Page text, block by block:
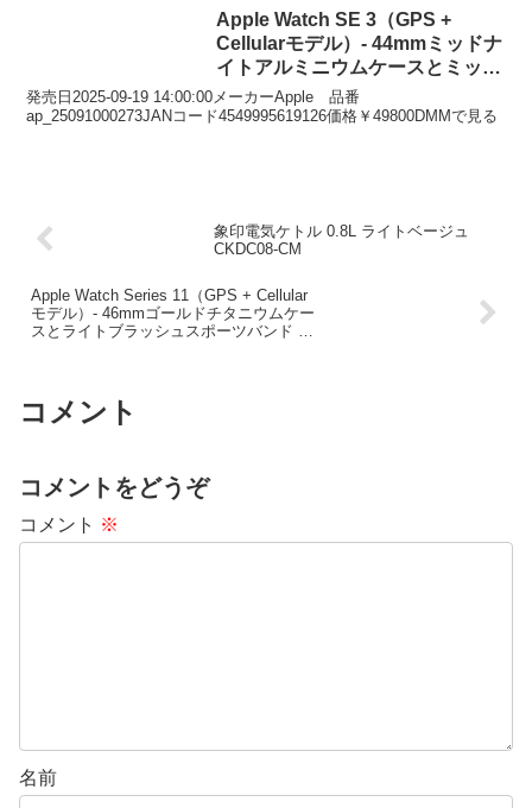
Apple Watch SE 3（GPS +
Cellularモデル）- 44mmミッドナ
イトアルミニウムケースとミッド
ナイトスポーツバンド – S/M
発売日2025-09-19 14:00:00メーカーApple 品番
ap_25091000273JANコード4549995619126価格￥49800DMMで見る
象印電気ケトル 0.8L ライトベージュ
CKDC08-CM
Apple Watch Series 11（GPS + Cellular
モデル）- 46mmゴールドチタニウムケー
スとライトブラッシュスポーツバンド –
コメント
コメントをどうぞ
コメント ※
名前